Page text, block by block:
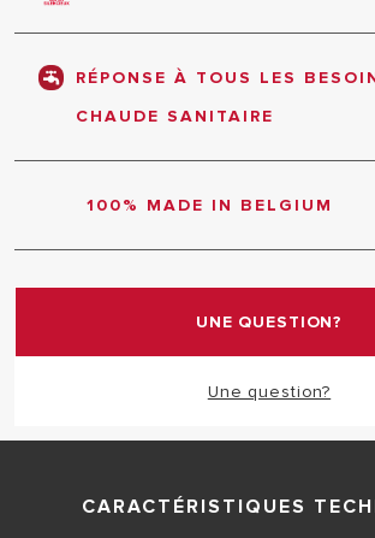
Confort de chauffe élevée et de
de chauffe.
RÉPONSE À TOUS LES
CHAUDE SANITAIRE
Large choix de modèles et de
100% MADE IN BELGIUM
Fabrication 100% belge dans notre
UNE QUESTION?
Une question?
CARACTÉRISTIQUES